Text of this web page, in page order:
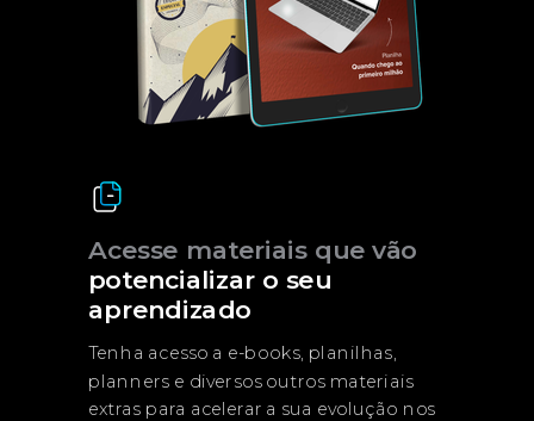
Tenha acesso a e-books, planilhas,
planners e diversos outros materiais
extras para acelerar a sua evolução nos
Acesse materiais que vão
potencializar o seu
aprendizado